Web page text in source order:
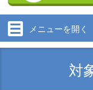
メニューを開く
対